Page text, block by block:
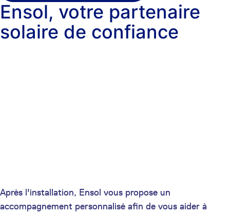
Ensol, votre partenaire
solaire de confiance
Après l'installation, Ensol vous propose un
accompagnement personnalisé afin de vous aider à